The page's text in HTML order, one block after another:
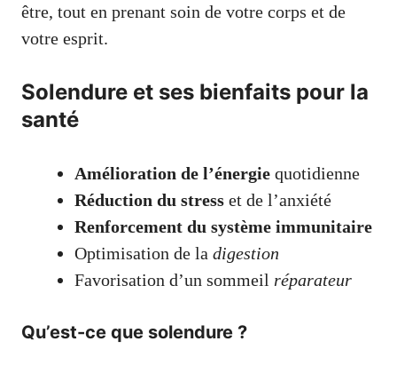
être, tout en prenant soin de votre corps et de
votre esprit.
Solendure et ses bienfaits pour la
santé
Amélioration de l’énergie quotidienne
Réduction du stress et de l’anxiété
Renforcement du système immunitaire
Optimisation de la digestion
Favorisation d’un sommeil réparateur
Qu’est-ce que solendure ?